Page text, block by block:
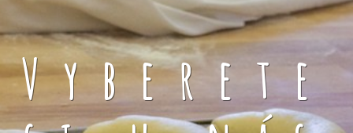
Vyberete